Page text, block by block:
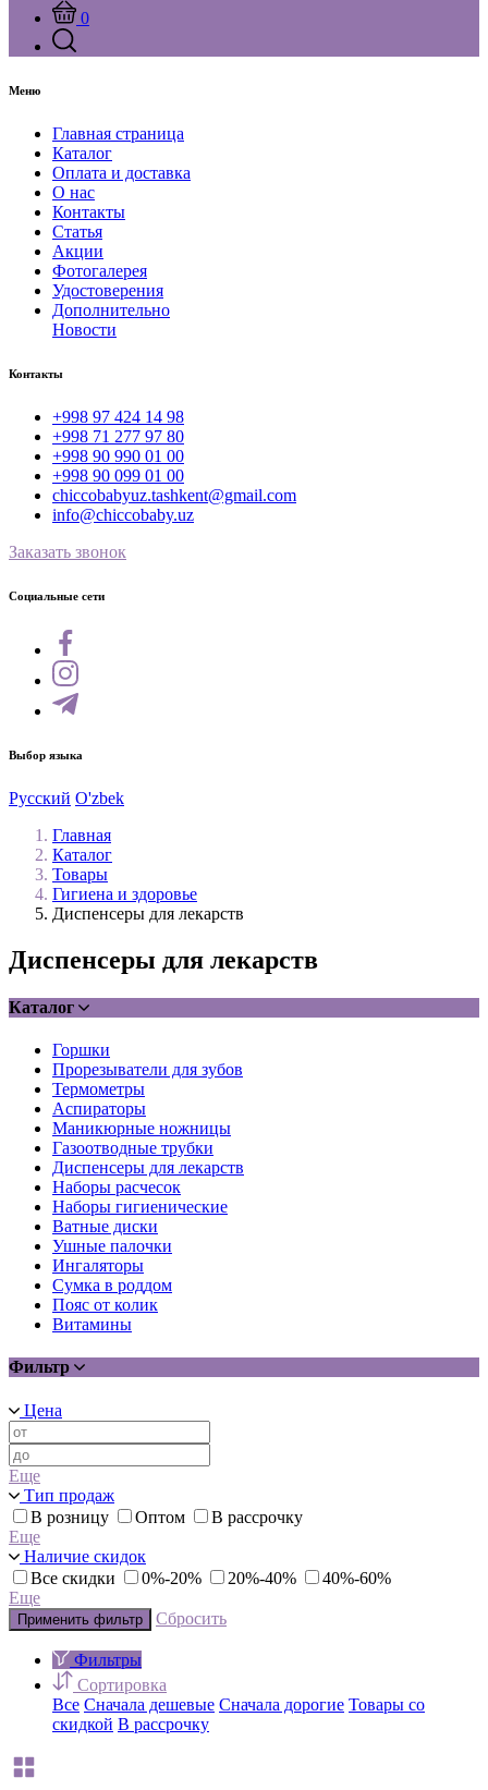
0
Меню
Главная страница
Каталог
Оплата и доставка
О нас
Контакты
Статья
Акции
Фотогалерея
Удостоверения
Дополнительно
Новости
Контакты
+998 97 424 14 98
+998 71 277 97 80
+998 90 990 01 00
+998 90 099 01 00
chiccobabyuz.tashkent@gmail.com
info@chiccobaby.uz
Заказать звонок
Социальные сети
Выбор языка
Русский O'zbek
Главная
Каталог
Товары
Гигиена и здоровье
Диспенсеры для лекарств
Диспенсеры для лекарств
Каталог
Горшки
Прорезыватели для зубов
Термометры
Аспираторы
Маникюрные ножницы
Газоотводные трубки
Диспенсеры для лекарств
Наборы расчесок
Наборы гигиенические
Ватные диски
Ушные палочки
Ингаляторы
Сумка в роддом
Пояс от колик
Витамины
Фильтр
Цена
Еще
Тип продаж
В розницу
Оптом
В рассрочку
Еще
Наличие скидок
Все скидки
0%-20% 20%-40%
40%-60%
Еще
Применить фильтр Сбросить
Фильтры
Сортировка
Все Сначала дешевые Сначала дорогие Товары со
скидкой В рассрочку